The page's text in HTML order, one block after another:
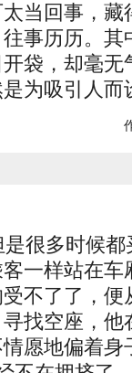
太当回事
历历。其
袋，却毫
为吸引人
很多时候
客一样站
不了了，
找空座，
愿地偏着